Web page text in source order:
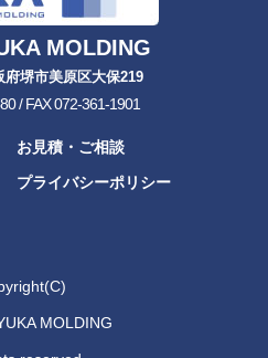
MOLDING
府堺市美原区大保219
/ FAX 072-361-1901
お見積・ご相談
プライバシーポリシー
MOLDING